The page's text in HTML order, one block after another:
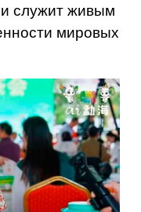
служит живым
мировых